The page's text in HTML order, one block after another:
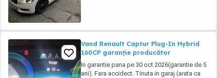
Vand Renault Captur Plug-In Hybrid
160CP garanție producător
In garantie pana pe 30 oct 2026(garantie de 5
ani). Fara accidect. Tinuta in garaj (arata ca